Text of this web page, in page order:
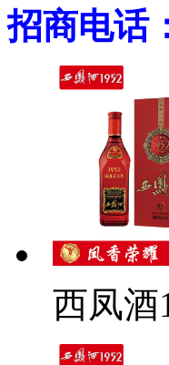
招商电话
西凤酒